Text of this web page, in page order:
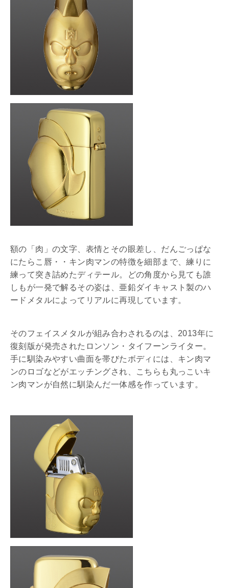
額の「肉」の文字、表情とその眼差し、だんごっぱな
にたらこ唇・・キン肉マンの特徴を細部まで、練りに
練って突き詰めたディテール。どの角度から見ても誰
しもが一発で解るその姿は、亜鉛ダイキャスト製のハ
ードメタルによってリアルに再現しています。
そのフェイスメタルが組み合わされるのは、2013年に
復刻版が発売されたロンソン・タイフーンライター。
手に馴染みやすい曲面を帯びたボディには、キン肉マ
ンのロゴなどがエッチングされ、こちらも丸っこいキ
ン肉マンが自然に馴染んだ一体感を作っています。